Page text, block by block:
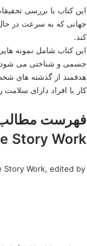
این کتاب با بررسی
جهانی که به سرعت در
کند.
این کتاب شامل نمونه
جسمی و شناختی می شود.
هدفمند از گذشته های
کار با افراد دارای سلامت
Story Work
Story Work, edited by